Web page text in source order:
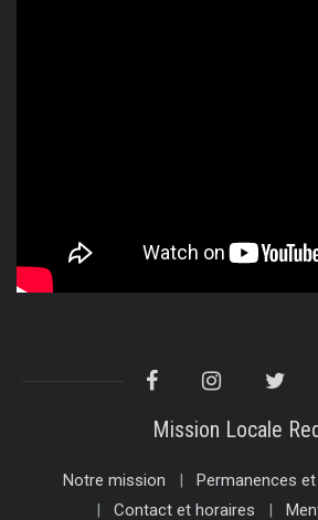
Mission Locale
Notre mission
Permanences et
Contact et horaires